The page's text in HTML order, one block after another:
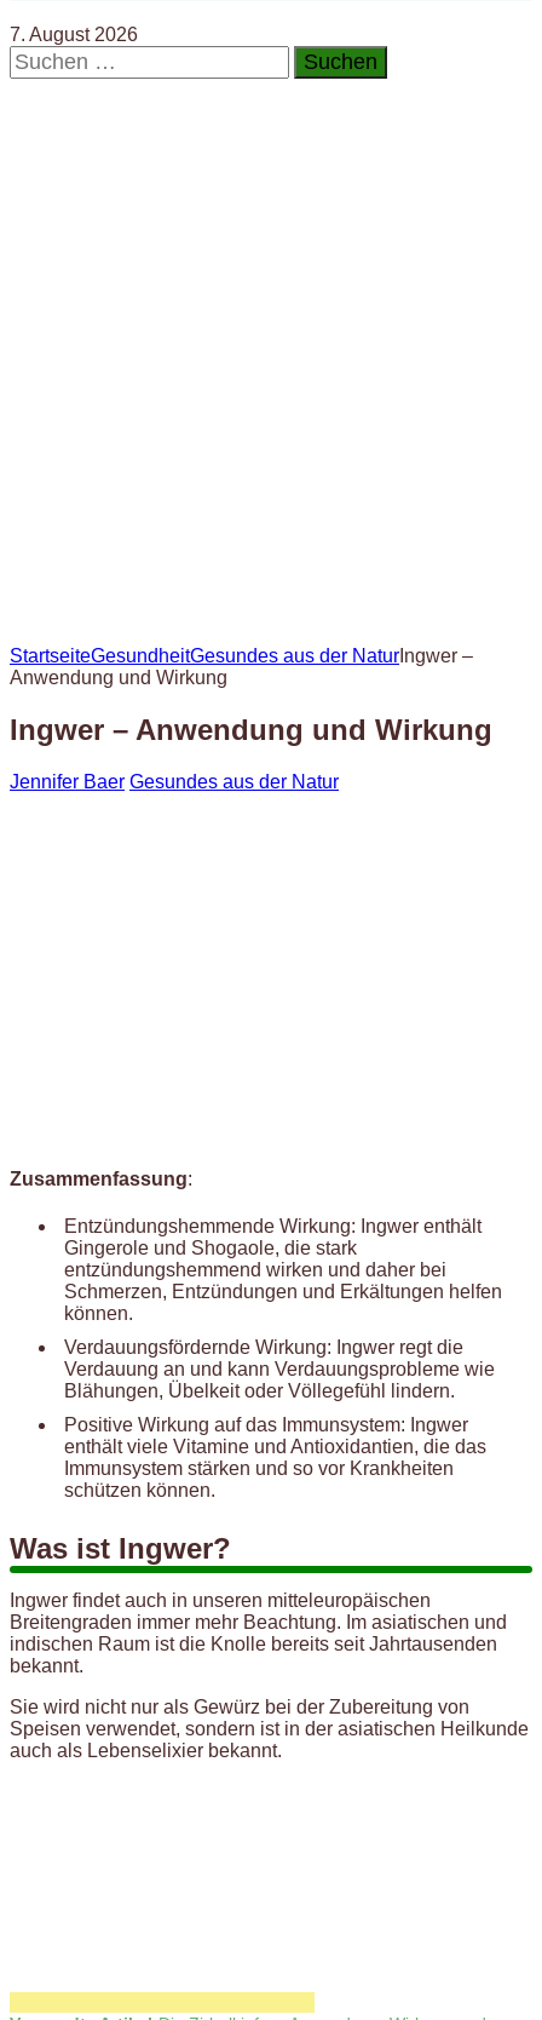
7. August 2026
Suchen
nach:
StartseiteGesundheitGesundes aus der Natur Ingwer –
Anwendung und Wirkung
Ingwer – Anwendung und Wirkung
Jennifer Baer Gesundes aus der Natur
Zusammenfassung:
Entzündungshemmende Wirkung: Ingwer enthält
Gingerole und Shogaole, die stark
entzündungshemmend wirken und daher bei
Schmerzen, Entzündungen und Erkältungen helfen
können.
Verdauungsfördernde Wirkung: Ingwer regt die
Verdauung an und kann Verdauungsprobleme wie
Blähungen, Übelkeit oder Völlegefühl lindern.
Positive Wirkung auf das Immunsystem: Ingwer
enthält viele Vitamine und Antioxidantien, die das
Immunsystem stärken und so vor Krankheiten
schützen können.
Was ist Ingwer?
Ingwer findet auch in unseren mitteleuropäischen
Breitengraden immer mehr Beachtung. Im asiatischen und
indischen Raum ist die Knolle bereits seit Jahrtausenden
bekannt.
Sie wird nicht nur als Gewürz bei der Zubereitung von
Speisen verwendet, sondern ist in der asiatischen Heilkunde
auch als Lebenselixier bekannt.